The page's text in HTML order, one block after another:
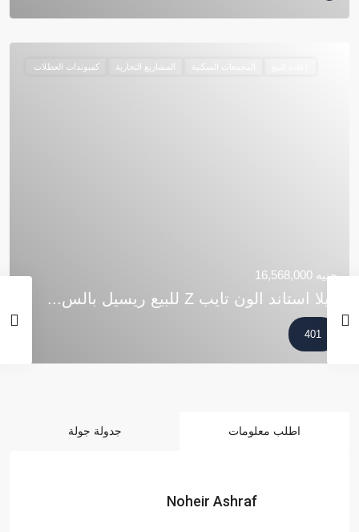
المجمعات السكنية المشاريع التجارية كمبوندات العطلات
جنيه 16,568,000
فيلا استاند الون تايب Z للبيع ريسيل بالس...
401
اطلب معلومات جدولة جولة
Noheir Ashraf